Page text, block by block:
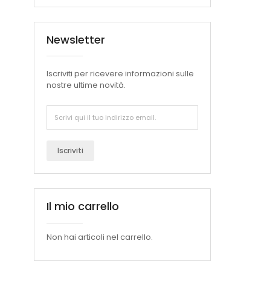
Newsletter
Iscriviti per ricevere informazioni sulle
nostre ultime novità.
Iscriviti
Il mio carrello
Non hai articoli nel carrello.